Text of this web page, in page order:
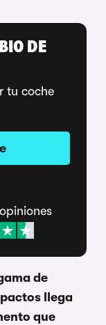
DE
tu coche
opiniones
de
llega
que